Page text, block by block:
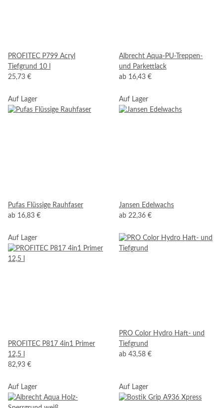
PROFITEC P799 Acryl
Tiefgrund 10 l
25,73 €
Albrecht Aqua-PU-Treppen-
und Parkettlack
ab 16,43 €
Auf Lager
Pufas Flüssige Rauhfaser
ab 16,83 €
Auf Lager
Jansen Edelwachs
ab 22,36 €
Auf Lager
PROFITEC P817 4in1 Primer
12,5 l
82,93 €
PRO Color Hydro Haft- und
Tiefgrund
ab 43,58 €
Auf Lager Auf Lager